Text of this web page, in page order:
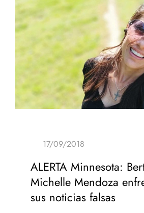
ALERTA Minnesota:
Michelle Mendoza
sus noticias falsas